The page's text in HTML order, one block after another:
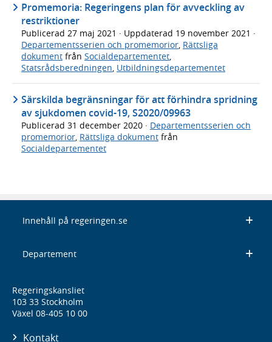
Promemoria: Regeringens plan för avveckling av
restriktioner
Publicerad 27 maj 2021 · Uppdaterad 19 november 2021 ·
Departementsserien och promemorior, Rättsliga
dokument från Socialdepartementet,
Statsrådsberedningen, Utbildningsdepartementet
Särskilda begränsningar för att förhindra spridning
av sjukdomen covid-19, S2020/09963
Publicerad 31 december 2020 · Departementsserien och
promemorior, Rättsliga dokument från
Socialdepartementet
Innehåll på regeringen.se
Departement
Regeringskansliet
103 33 Stockholm
Växel 08-405 10 00
Kontakt